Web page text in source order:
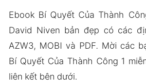
Ebook Bí Quyết Của Thành
David Niven bản đẹp có các
AZW3, MOBI và PDF. Mời các
Bí Quyết Của Thành Công 1
liên kết bên dưới.